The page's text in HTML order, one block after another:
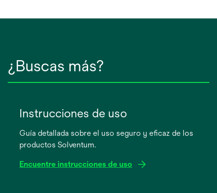
¿Buscas más?
Instrucciones de uso
Guía detallada sobre el uso seguro y eficaz de los
productos Solventum.
Encuentre instrucciones de uso